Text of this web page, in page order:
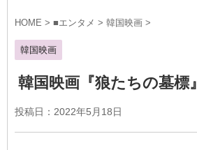
HOME > ■エンタメ > 韓国映画 >
韓国映画
韓国映画『狼たちの墓標』
投稿日： 2022年5月18日